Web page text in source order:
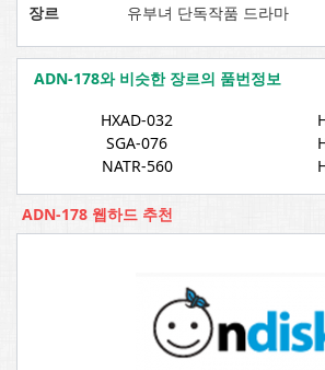
장르 유부녀 단독작품 드라마
ADN-178와 비슷한 장르의 품번정보
HXAD-032
SGA-076
NATR-560
ADN-178 웹하드 추천